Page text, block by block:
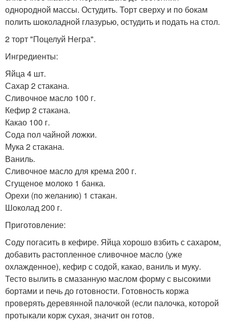
однородной массы. Остудить. Торт сверху и по бокам
полить шоколадной глазурью, остудить и подать на стол.
2 торт "Поцелуй Негра".
Ингредиенты:
Яйца 4 шт.
Сахар 2 стакана.
Сливочное масло 100 г.
Кефир 2 стакана.
Какао 100 г.
Сода пол чайной ложки.
Мука 2 стакана.
Ваниль.
Сливочное масло для крема 200 г.
Сгущеное молоко 1 банка.
Орехи (по желанию) 1 стакан.
Шоколад 200 г.
Приготовление:
Соду погасить в кефире. Яйца хорошо взбить с сахаром,
добавить растопленное сливочное масло (уже
охлажденное), кефир с содой, какао, ваниль и муку.
Тесто вылить в смазанную маслом форму с высокими
бортами и печь до готовности. Готовность коржа
проверять деревянной палочкой (если палочка, которой
протыкали корж сухая, значит он готов.